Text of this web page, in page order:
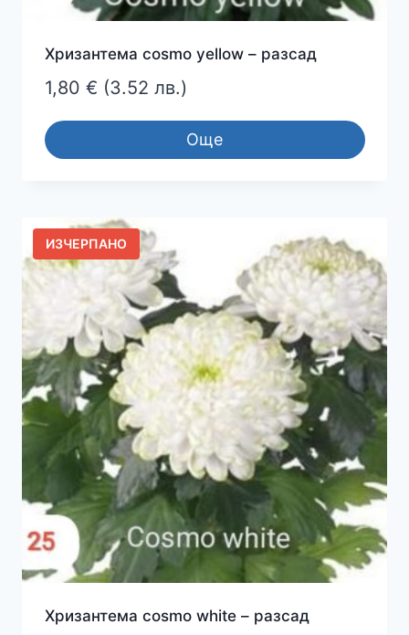
Хризантема cosmo yellow – разсад
1,80 € (3.52 лв.)
Още
ИЗЧЕРПАНО
Хризантема cosmo white – разсад